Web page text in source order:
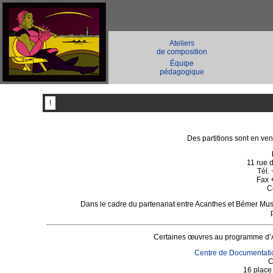
Ateliers
de composition
Équipe
pédagogique
!
Des partitions sont en
11 rue
Tél.
Fax
Dans le cadre du partenariat entre Acanthes et Bémer
Certaines œuvres au programme
Centre de
16